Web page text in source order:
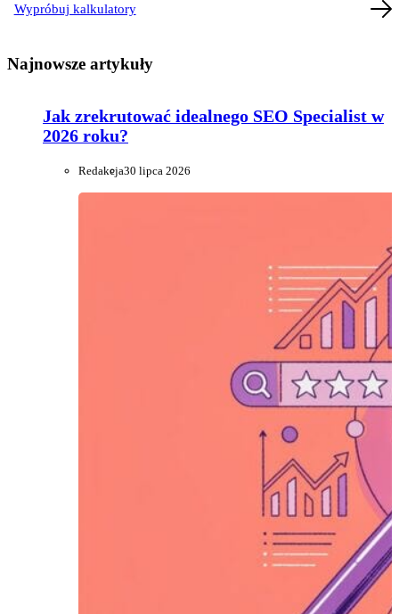
Wypróbuj kalkulatory
Najnowsze artykuły
Jak zrekrutować idealnego SEO Specialist w
2026 roku?
Redakcja30 lipca 2026